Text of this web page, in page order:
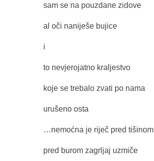
sam se na pouzdane zidove
al oči naniješe bujice
i
to nevjerojatno kraljestvo
koje se trebalo zvati po nama
urušeno osta
…nemoćna je riječ pred tišinom
pred burom zagrljaj uzmiče